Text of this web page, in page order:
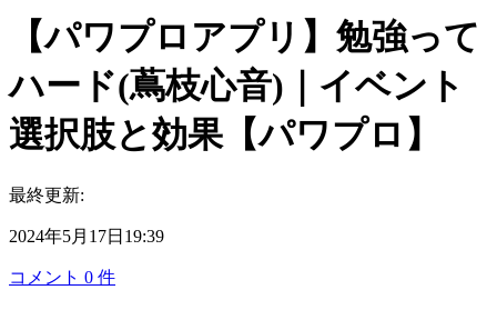
【パワプロアプリ】勉強って
ハード(蔦枝心音)｜イベント
選択肢と効果【パワプロ】
最終更新:
2024年5月17日19:39
コメント 0 件